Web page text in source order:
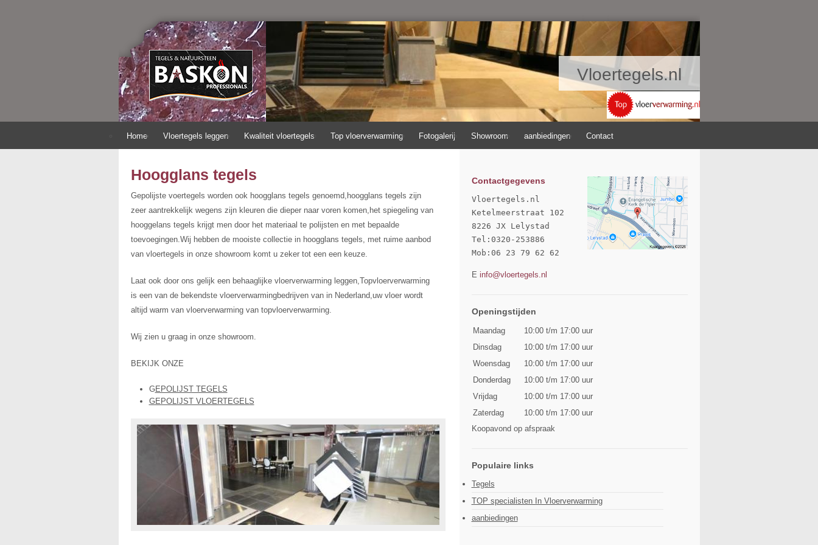
Vloertegels.nl
Home Vloertegels leggen Kwaliteit vloertegels Top vloerverwarming Fotogalerij Showroom aanbiedingen Contact
Hoogglans tegels
Gepolijste voertegels worden ook hoogglans tegels genoemd,hoogglans tegels zijn
zeer aantrekkelijk wegens zijn kleuren die dieper naar voren komen,het spiegeling van
hooggelans tegels krijgt men door het materiaal te polijsten en met bepaalde
toevoegingen.Wij hebben de mooiste collectie in hoogglans tegels, met ruime aanbod
van vloertegels in onze showroom komt u zeker tot een een keuze.
Laat ook door ons gelijk een behaaglijke vloerverwarming leggen,Topvloerverwarming
is een van de bekendste vloerverwarmingbedrijven van in Nederland,uw vloer wordt
altijd warm van vloerverwarming van topvloerverwarming.
Wij zien u graag in onze showroom.
BEKIJK ONZE
GEPOLIJST TEGELS
GEPOLIJST VLOERTEGELS
Contactgegevens
Vloertegels.nl
Ketelmeerstraat 102
8226 JX Lelystad
Tel:0320-253886
Mob:06 23 79 62 62
E info@vloertegels.nl
Openingstijden
Maandag
10:00 t/m 17:00 uur
Dinsdag
10:00 t/m 17:00 uur
Woensdag
10:00 t/m 17:00 uur
Donderdag
10:00 t/m 17:00 uur
Vrijdag
10:00 t/m 17:00 uur
Zaterdag
10:00 t/m 17:00 uur
Koopavond op afspraak
Populaire links
Tegels
TOP specialisten In Vloerverwarming
aanbiedingen